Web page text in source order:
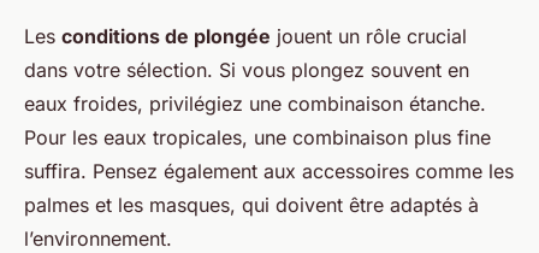
Les conditions de plongée jouent un rôle crucial
dans votre sélection. Si vous plongez souvent en
eaux froides, privilégiez une combinaison étanche.
Pour les eaux tropicales, une combinaison plus fine
suffira. Pensez également aux accessoires comme les
palmes et les masques, qui doivent être adaptés à
l’environnement.